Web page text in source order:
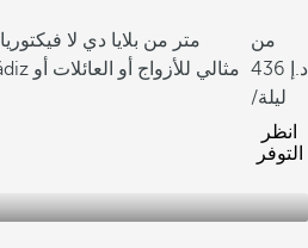
100 متر من بلايا دي لا فيكتوريا
من
436
/ليلة
انظر
التوفر